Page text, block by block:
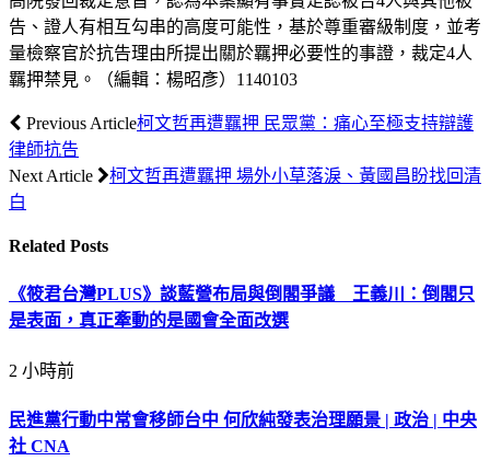
告、證人有相互勾串的高度可能性，基於尊重審級制度，並考
量檢察官於抗告理由所提出關於羈押必要性的事證，裁定4人
羈押禁見。（編輯：楊昭彥）1140103
Previous Article柯文哲再遭羈押 民眾黨：痛心至極支持辯護
律師抗告
Next Article
柯文哲再遭羈押 場外小草落淚、黃國昌盼找回清
白
Related Posts
《筱君台灣PLUS》談藍營布局與倒閣爭議 王義川：倒閣只
是表面，真正牽動的是國會全面改選
2 小時前
民進黨行動中常會移師台中 何欣純發表治理願景 | 政治 | 中央
社 CNA